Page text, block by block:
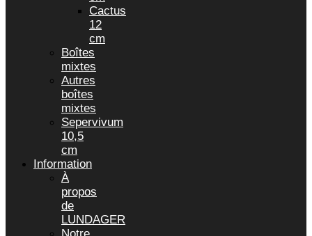
Cactus
12
cm
Boîtes
mixtes
Autres
boîtes
mixtes
Sepervivum
10,5
cm
Information
À
propos
de
LUNDAGER